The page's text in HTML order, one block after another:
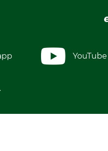
YouTube